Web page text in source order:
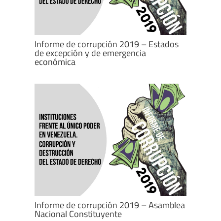
Informe de corrupción 2019 – Estados
de excepción y de emergencia
económica
Informe de corrupción 2019 – Asamblea
Nacional Constituyente